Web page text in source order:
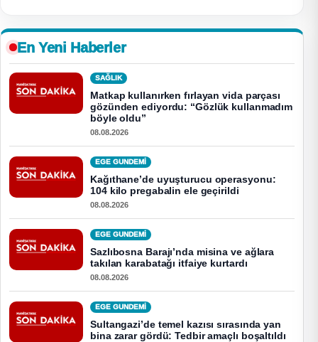
En Yeni Haberler
SAĞLIK
Matkap kullanırken fırlayan vida parçası
gözünden ediyordu: “Gözlük kullanmadım
böyle oldu”
08.08.2026
EGE GUNDEMİ
Kağıthane’de uyuşturucu operasyonu:
104 kilo pregabalin ele geçirildi
08.08.2026
EGE GUNDEMİ
Sazlıbosna Barajı’nda misina ve ağlara
takılan karabatağı itfaiye kurtardı
08.08.2026
EGE GUNDEMİ
Sultangazi’de temel kazısı sırasında yan
bina zarar gördü: Tedbir amaçlı boşaltıldı